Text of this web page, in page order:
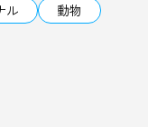
ル 動物